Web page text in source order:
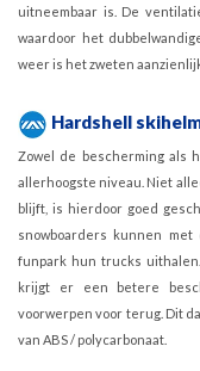
uitneembaar is. De
waardoor het
weer is het zweten
Hardshell
Zowel de bescherming als
allerhoogste niveau. Niet
blijft, is hierdoor goed
snowboarders kunnen
funpark hun trucks
krijgt er een betere
voorwerpen voor terug. Dit
van ABS / polycarbonaat.